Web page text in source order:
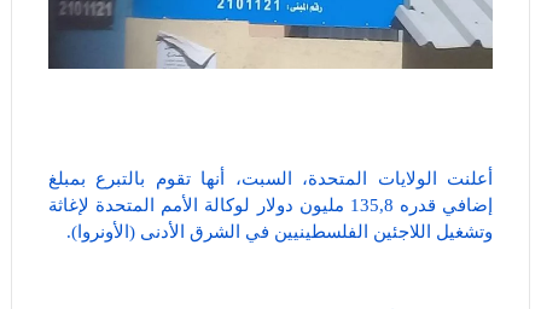
أعلنت الولايات المتحدة، السبت، أنها تقوم بالتبرع بمبلغ
إضافي قدره 135,8 مليون دولار لوكالة الأمم المتحدة لإغاثة
وتشغيل اللاجئين الفلسطينيين في الشرق الأدنى (الأونروا).